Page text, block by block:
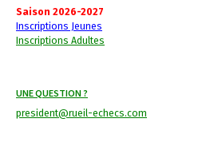
a
i
g
Saison 2026-2027
Inscriptions Jeunes
Inscriptions Adultes
UNE QUESTION ?
president@rueil-echecs.com